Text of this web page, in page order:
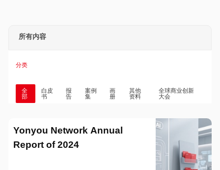
所有内容
分类
全
部
白皮
书
报
告
案例
集
画
册
其他
资料
全球商业创新
大会
Yonyou Network Annual
Report of 2024